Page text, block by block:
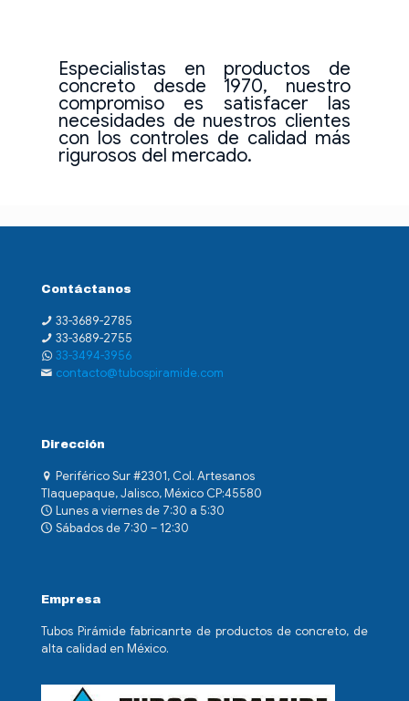
Especialistas en productos de
concreto desde 1970, nuestro
compromiso es satisfacer las
necesidades de nuestros clientes
con los controles de calidad más
rigurosos del mercado.
Contáctanos
33-3689-2785
33-3689-2755
33-3494-3956
contacto@tubospiramide.com
Dirección
Periférico Sur #2301, Col. Artesanos
Tlaquepaque, Jalisco, México CP:45580
Lunes a viernes de 7:30 a 5:30
Sábados de 7:30 – 12:30
Empresa
Tubos Pirámide fabricanrte de productos de concreto, de
alta calidad en México.